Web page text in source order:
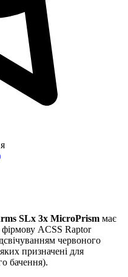
SLx 3x MicroPrism має
фірмову ACSS Raptor
червоного
призначені для
бачення).